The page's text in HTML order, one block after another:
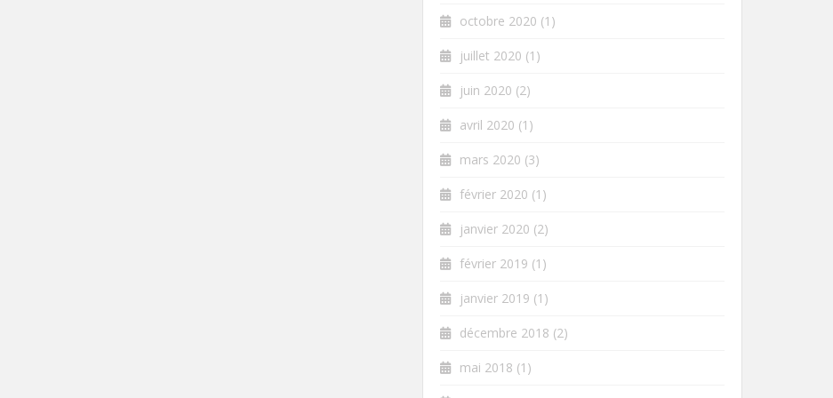
octobre 2020 (1)
juillet 2020 (1)
juin 2020 (2)
avril 2020 (1)
mars 2020 (3)
février 2020 (1)
janvier 2020 (2)
février 2019 (1)
janvier 2019 (1)
décembre 2018 (2)
mai 2018 (1)